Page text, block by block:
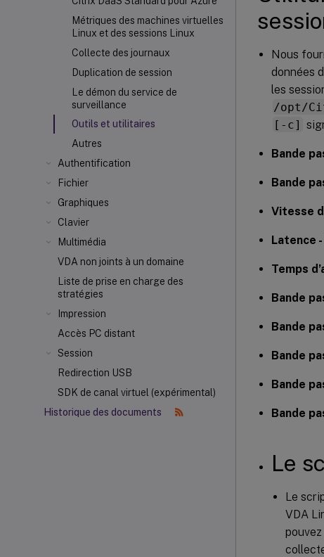
Métriques des machines virtuelles
Linux et des sessions Linux
Collecte des journaux
Duplication de session
Le démon du service de
surveillance
Outils et utilitaires
Autres
Authentification
Fichier
Graphiques
Clavier
Multimédia
VDA non joints à un domaine
Liste de prise en charge des
stratégies
Impression
Accès PC distant
Session
Redirection USB
SDK de canal virtuel (expérimental)
Historique des documents
Nous
données
les
/opt/
[-c]
Bande
Bande
Vitesse
Latence
Temps
Bande
Bande
Bande
Bande
Bande
Le
Le
VDA